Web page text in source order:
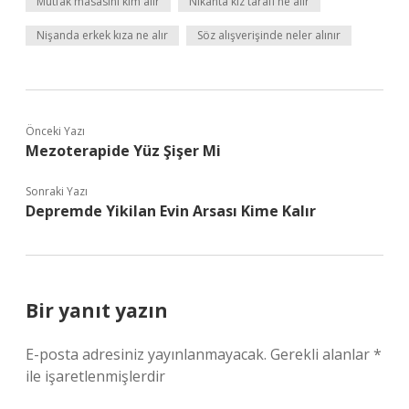
Nişanda erkek kıza ne alır Söz alışverişinde neler alınır
Önceki Yazı
Mezoterapide Yüz Şişer Mi
Sonraki Yazı
Depremde Yikilan Evin Arsası Kime Kalır
Bir yanıt yazın
E-posta adresiniz yayınlanmayacak. Gerekli alanlar*
ile işaretlenmişlerdir